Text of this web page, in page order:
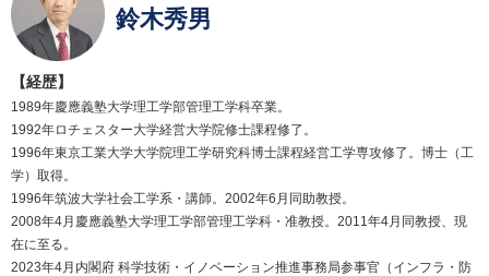
鈴木秀男
【経歴】
1989年慶應義塾大学理工学部管理工学科卒業。
1992年ロチェスター大学経営大学院修士課程修了。
1996年東京工業大学大学院理工学研究科博士課程経営工学専攻修了。博士（工
学）取得。
1996年筑波大学社会工学系・講師。2002年6月同助教授。
2008年4月慶應義塾大学理工学部管理工学科・准教授。2011年4月同教授、現
在に至る。
2023年4月内閣府 科学技術・イノベーション推進事務局参事官（インフラ・防